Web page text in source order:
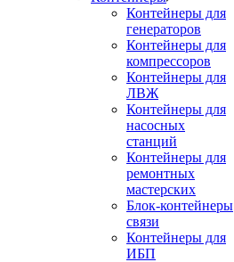
Контейнеры для
генераторов
Контейнеры для
компрессоров
Контейнеры для
ЛВЖ
Контейнеры для
насосных
станций
Контейнеры для
ремонтных
мастерских
Блок-контейнеры
связи
Контейнеры для
ИБП